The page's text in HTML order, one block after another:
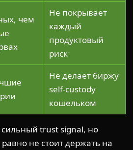
чем
Не покрывает
каждый
продуктовый
риск
Не делает биржу
self-custody
кошельком
trust signal, но
не стоит держать на